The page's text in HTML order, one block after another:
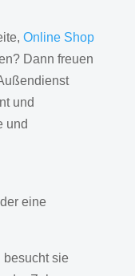
Online Shop
Dann freuen
und
und
eine
besucht sie